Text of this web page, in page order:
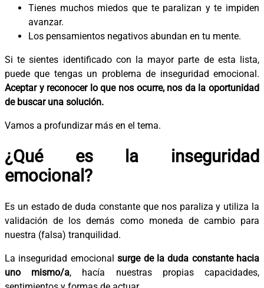
Tienes muchos miedos que te paralizan y te impiden
avanzar.
Los pensamientos negativos abundan en tu mente.
Si te sientes identificado con la mayor parte de esta lista,
puede que tengas un problema de inseguridad emocional.
Aceptar y reconocer lo que nos ocurre, nos da la oportunidad
de buscar una solución.
Vamos a profundizar más en el tema.
¿Qué es la inseguridad
emocional?
Es un estado de duda constante que nos paraliza y utiliza la
validación de los demás como moneda de cambio para
nuestra (falsa) tranquilidad.
La inseguridad emocionalsurge de la duda constante hacia
uno mismo/a, hacía nuestras propias capacidades,